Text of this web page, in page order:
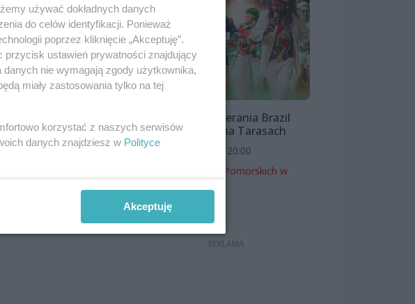
Bloco Pomerania Brazil
Show | Lato na Tarasach
7 sierpnia 2026, 20:00
Zamek Książąt Pomorskich w
Koncerty
używać dokładnych danych
do celów identyfikacji. Ponieważ
poprzez kliknięcie „Akceptuję”.
przycisk ustawień prywatności znajdujący
nie wymagają zgody użytkownika,
miały zastosowania tylko na tej
korzystać z naszych serwisów
danych znajdziesz w Polityce
Akceptuję